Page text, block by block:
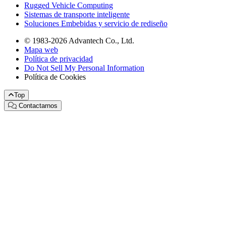
Rugged Vehicle Computing
Sistemas de transporte inteligente
Soluciones Embebidas y servicio de rediseño
© 1983-2026 Advantech Co., Ltd.
Mapa web
Política de privacidad
Do Not Sell My Personal Information
Política de Cookies
Top
Contactarnos